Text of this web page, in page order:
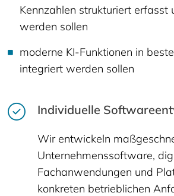
Kennzahlen strukturiert
werden sollen
moderne KI-Funktionen in
integriert werden sollen
Individuelle
Wir entwickeln
Unternehmenssoftware,
Fachanwendungen und
konkreten betrieblichen